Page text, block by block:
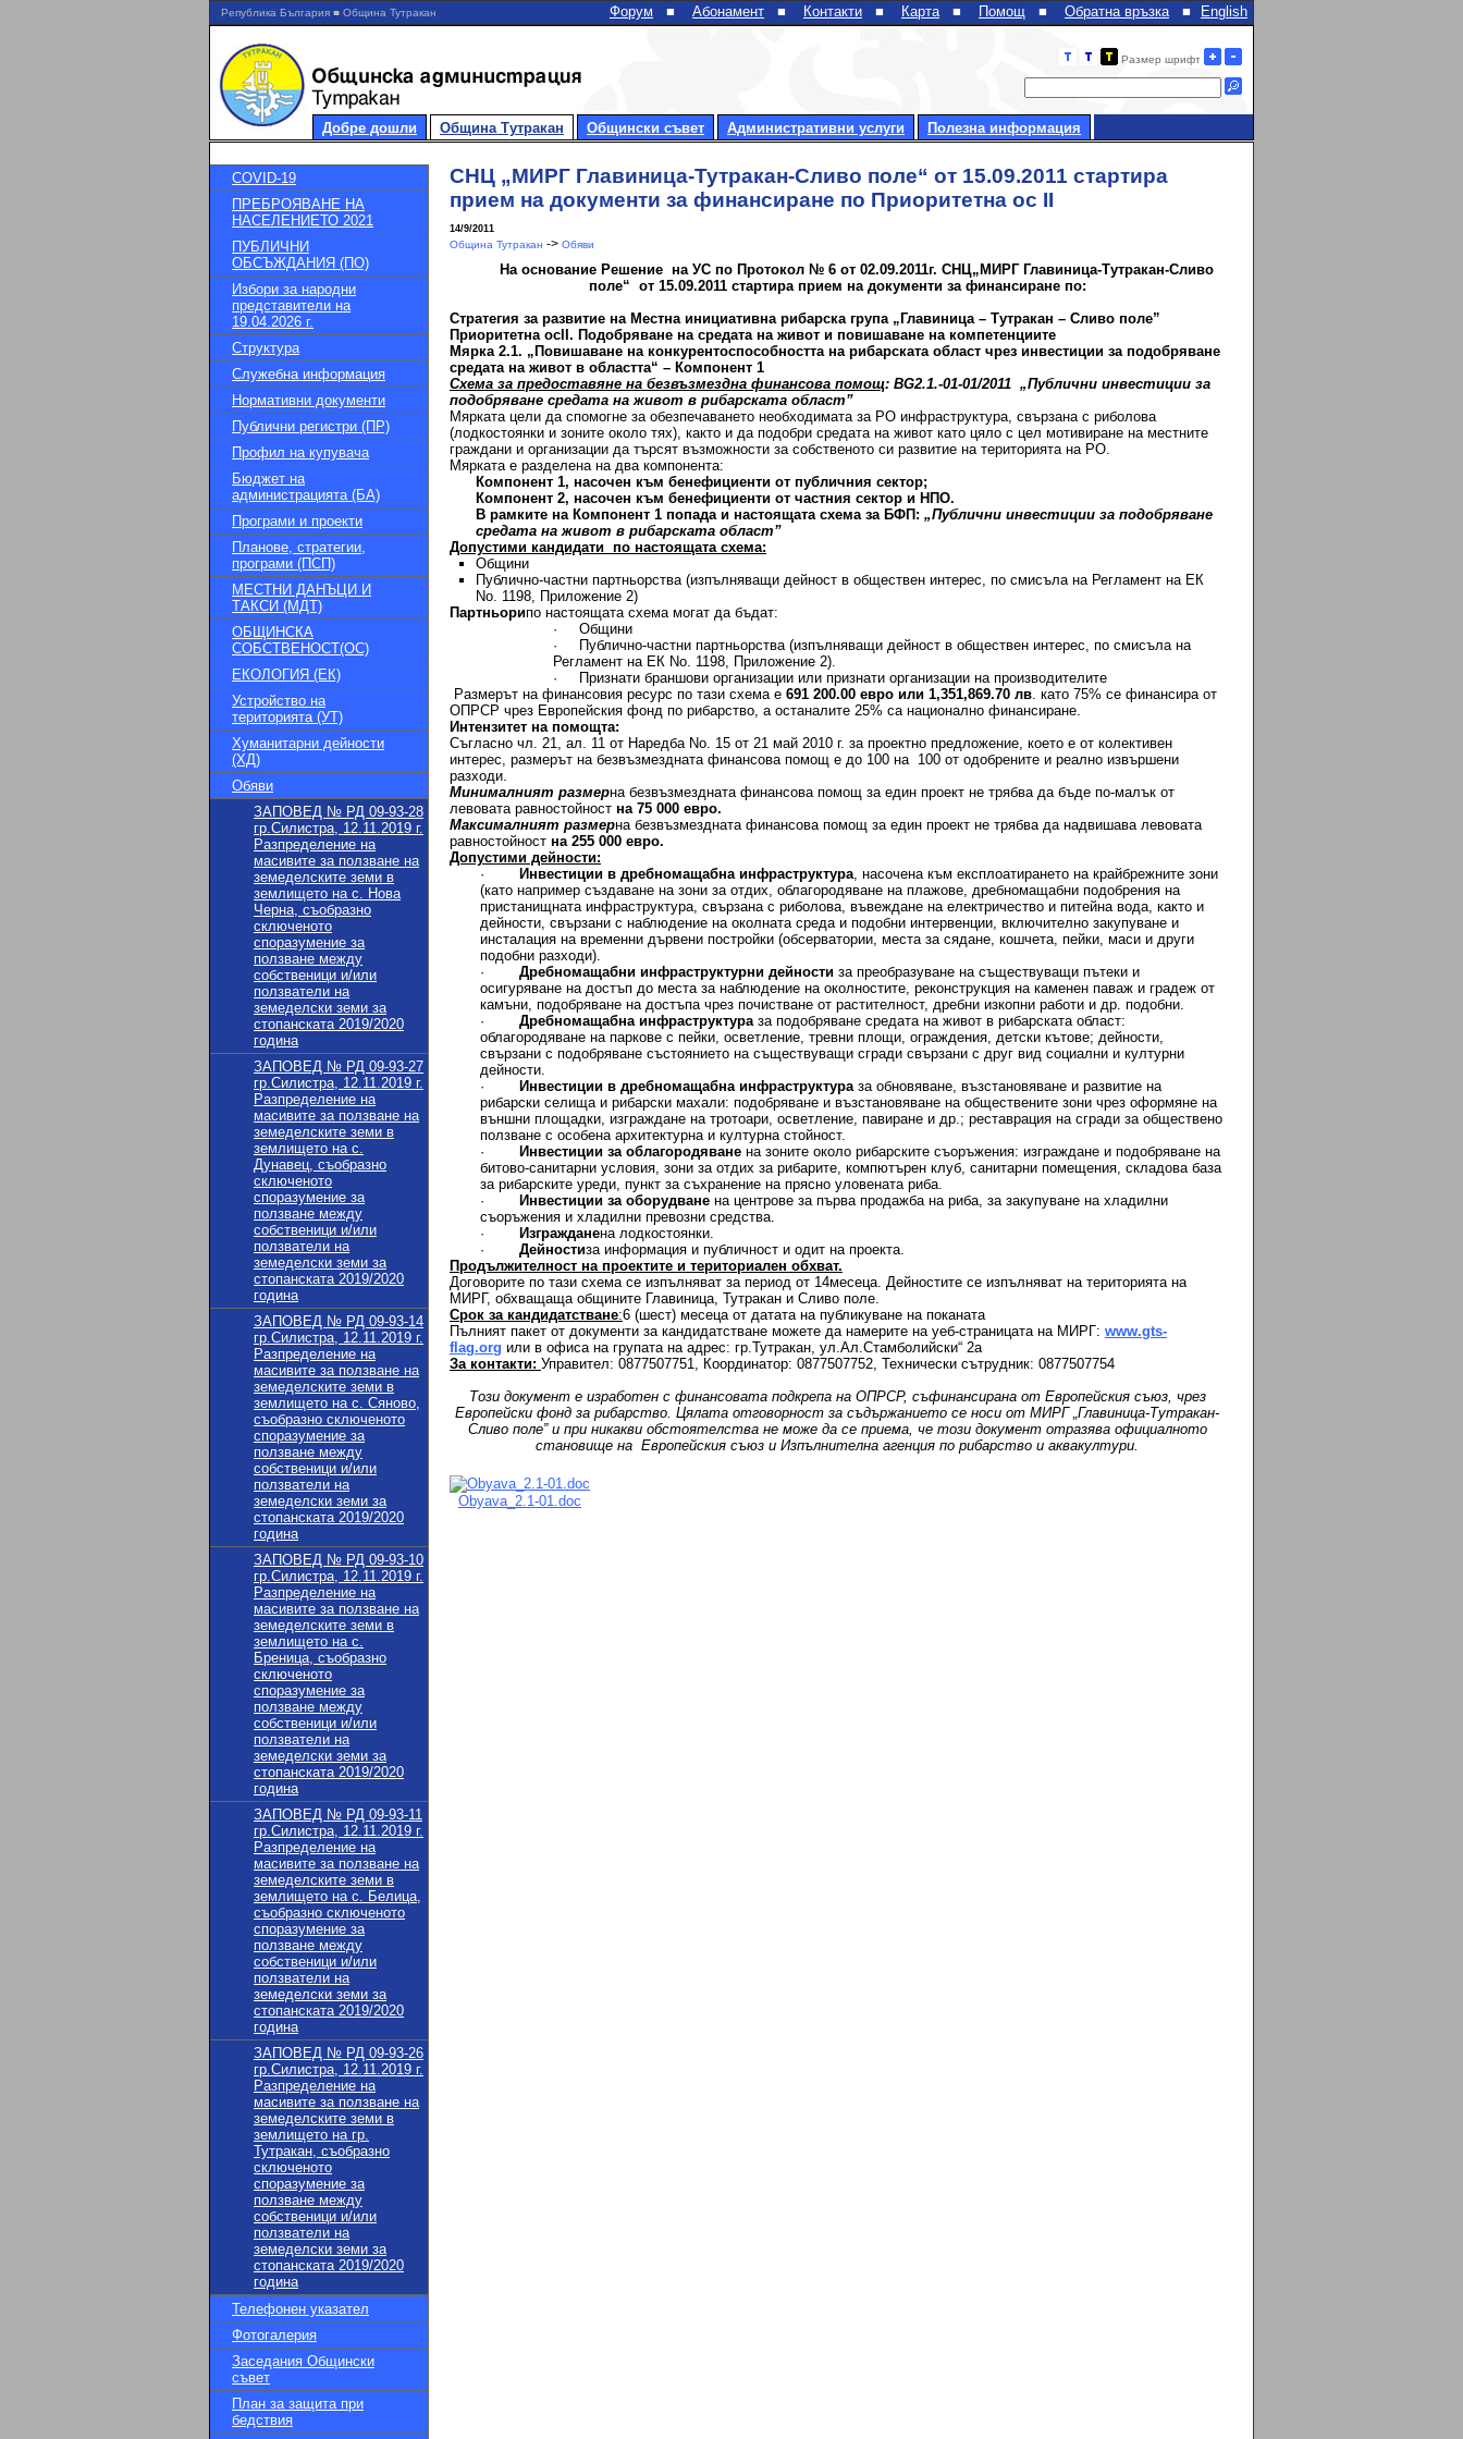
Република България ■ Община Тутракан English
Форум ■ Абонамент ■ Контакти ■ Карта ■ Помощ ■ Обратна връзка ■
Размер шрифт
Добре дошли Община Тутракан Общински съвет Административни услуги Полезна информация
COVID-19
ПРЕБРОЯВАНЕ НА
НАСЕЛЕНИЕТО 2021
ПУБЛИЧНИ
ОБСЪЖДАНИЯ (ПО)
Избори за народни
представители на
19.04.2026 г.
Структура
Служебна информация
Нормативни документи
Публични регистри (ПР)
Профил на купувача
Бюджет на
администрацията (БА)
Програми и проекти
Планове, стратегии,
програми (ПСП)
МЕСТНИ ДАНЪЦИ И
ТАКСИ (МДТ)
ОБЩИНСКА
СОБСТВЕНОСТ(ОС)
ЕКОЛОГИЯ (ЕК)
Устройство на
територията (УТ)
Хуманитарни дейности
(ХД)
Обяви
ЗАПОВЕД № РД 09-93-28
гр.Силистра, 12.11.2019 г.
Разпределение на
масивите за ползване на
земеделските земи в
землището на с. Нова
Черна, съобразно
сключеното
споразумение за
ползване между
собственици и/или
ползватели на
земеделски земи за
стопанската 2019/2020
година
ЗАПОВЕД № РД 09-93-27
гр.Силистра, 12.11.2019 г.
Разпределение на
масивите за ползване на
земеделските земи в
землището на с.
Дунавец, съобразно
сключеното
споразумение за
ползване между
собственици и/или
ползватели на
земеделски земи за
стопанската 2019/2020
година
ЗАПОВЕД № РД 09-93-14
гр.Силистра, 12.11.2019 г.
Разпределение на
масивите за ползване на
земеделските земи в
землището на с. Сяново,
съобразно сключеното
споразумение за
ползване между
собственици и/или
ползватели на
земеделски земи за
стопанската 2019/2020
година
ЗАПОВЕД № РД 09-93-10
гр.Силистра, 12.11.2019 г.
Разпределение на
масивите за ползване на
земеделските земи в
землището на с.
Бреница, съобразно
сключеното
споразумение за
ползване между
собственици и/или
ползватели на
земеделски земи за
стопанската 2019/2020
година
ЗАПОВЕД № РД 09-93-11
гр.Силистра, 12.11.2019 г.
Разпределение на
масивите за ползване на
земеделските земи в
землището на с. Белица,
съобразно сключеното
споразумение за
ползване между
собственици и/или
ползватели на
земеделски земи за
стопанската 2019/2020
година
ЗАПОВЕД № РД 09-93-26
гр.Силистра, 12.11.2019 г.
Разпределение на
масивите за ползване на
земеделските земи в
землището на гр.
Тутракан, съобразно
сключеното
споразумение за
ползване между
собственици и/или
ползватели на
земеделски земи за
стопанската 2019/2020
година
Телефонен указател
Фотогалерия
Заседания Общински
съвет
План за защита при
бедствия
СНЦ „МИРГ Главиница-Тутракан-Сливо поле“ от 15.09.2011 стартира
прием на документи за финансиране по Приоритетна ос II
14/9/2011
Община Тутракан -> Обяви
На основание Решение на УС по Протокол № 6 от 02.09.2011г. СНЦ„МИРГ Главиница-Тутракан-Сливо
поле“ от 15.09.2011 стартира прием на документи за финансиране по:
Стратегия за развитие на Местна инициативна рибарска група „Главиница – Тутракан – Сливо поле”
Приоритетна ос II. Подобряване на средата на живот и повишаване на компетенциите
Мярка 2.1. „Повишаване на конкурентоспособността на рибарската област чрез инвестиции за подобряване
средата на живот в областта“ – Компонент 1
Схема за предоставяне на безвъзмездна финансова помощ: BG2.1.-01-01/2011 „Публични инвестиции за
подобряване средата на живот в рибарската област”
Мярката цели да спомогне за обезпечаването необходимата за РО инфраструктура, свързана с риболова
(лодкостоянки и зоните около тях), както и да подобри средата на живот като цяло с цел мотивиране на местните
граждани и организации да търсят възможности за собственото си развитие на територията на РО.
Мярката е разделена на два компонента:
Компонент 1, насочен към бенефициенти от публичния сектор;
Компонент 2, насочен към бенефициенти от частния сектор и НПО.
В рамките на Компонент 1 попада и настоящата схема за БФП: „Публични инвестиции за подобряване
средата на живот в рибарската област”
Допустими кандидати по настоящата схема:
Общини
Публично-частни партньорства (изпълняващи дейност в обществен интерес, по смисъла на Регламент на ЕК
No. 1198, Приложение 2)
Партньорипо настоящата схема могат да бъдат:
· Общини
· Публично-частни партньорства (изпълняващи дейност в обществен интерес, по смисъла на
Регламент на ЕК No. 1198, Приложение 2).
· Признати браншови организации или признати организации на производителите
Размерът на финансовия ресурс по тази схема е 691 200.00 евро или 1,351,869.70 лв. като 75% се финансира от
ОПРСР чрез Европейския фонд по рибарство, а останалите 25% са национално финансиране.
Интензитет на помощта:
Съгласно чл. 21, ал. 11 от Наредба No. 15 от 21 май 2010 г. за проектно предложение, което е от колективен
интерес, размерът на безвъзмездната финансова помощ е до 100 на 100 от одобрените и реално извършени
разходи.
Минималният размерна безвъзмездната финансова помощ за един проект не трябва да бъде по-малък от
левовата равностойност на 75 000 евро.
Максималният размерна безвъзмездната финансова помощ за един проект не трябва да надвишава левовата
равностойност на 255 000 евро.
Допустими дейности:
·
Инвестиции в дребномащабна инфраструктура, насочена към експлоатирането на крайбрежните зони
(като например създаване на зони за отдих, облагородяване на плажове, дребномащабни подобрения на
пристанищната инфраструктура, свързана с риболова, въвеждане на електричество и питейна вода, както и
дейности, свързани с наблюдение на околната среда и подобни интервенции, включително закупуване и
инсталация на временни дървени постройки (обсерватории, места за сядане, кошчета, пейки, маси и други
подобни разходи).
·Дребномащабни инфраструктурни дейностиза преобразуване на съществуващи пътеки и
осигуряване на достъп до места за наблюдение на околностите, реконструкция на каменен паваж и градеж от
камъни, подобряване на достъпа чрез почистване от растителност, дребни изкопни работи и др. подобни.
·Дребномащабна инфраструктураза подобряване средата на живот в рибарската област:
облагородяване на паркове с пейки, осветление, тревни площи, ограждения, детски кътове; дейности,
свързани с подобряване състоянието на съществуващи сгради свързани с друг вид социални и културни
дейности.
·
Инвестиции в дребномащабна инфраструктураза обновяване, възстановяване и развитие на
рибарски селища и рибарски махали: подобряване и възстановяване на обществените зони чрез оформяне на
външни площадки, изграждане на тротоари, осветление, павиране и др.; реставрация на сгради за обществено
ползване с особена архитектурна и културна стойност.
·
Инвестиции за облагородяванена зоните около рибарските съоръжения: изграждане и подобряване на
битово-санитарни условия, зони за отдих за рибарите, компютърен клуб, санитарни помещения, складова база
за рибарските уреди, пункт за съхранение на прясно уловената риба.
·
Инвестиции за оборудванена центрове за първа продажба на риба, за закупуване на хладилни
съоръжения и хладилни превозни средства.
·
Изгражданена лодкостоянки.
·Дейностиза информация и публичност и одит на проекта.
Продължителност на проектите и териториален обхват.
Договорите по тази схема се изпълняват за период от 14месеца. Дейностите се изпълняват на територията на
МИРГ, обхващаща общините Главиница, Тутракан и Сливо поле.
Срок за кандидатстване:6 (шест) месеца от датата на публикуване на поканата
Пълният пакет от документи за кандидатстване можете да намерите на уеб-страницата на МИРГ: www.gts-
flag.org или в офиса на групата на адрес: гр.Тутракан, ул.Ал.Стамболийски“ 2а
За контакти: Управител: 0877507751, Координатор: 0877507752, Технически сътрудник: 0877507754
Този документ е изработен с финансовата подкрепа на ОПРСР, съфинансирана от Европейския съюз, чрез
Европейски фонд за рибарство. Цялата отговорност за съдържанието се носи от МИРГ „Главиница-Тутракан-
Сливо поле” и при никакви обстоятелства не може да се приема, че този документ отразява официалното
становище на Европейския съюз и Изпълнителна агенция по рибарство и аквакултури.
Obyava_2.1-01.doc